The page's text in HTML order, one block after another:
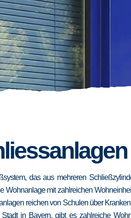
das aus mehreren
mit zahlreichen
reichen von Schulen über
in Bayern, gibt es zahlreiche